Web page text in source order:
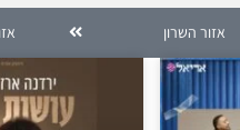
אזור השרון